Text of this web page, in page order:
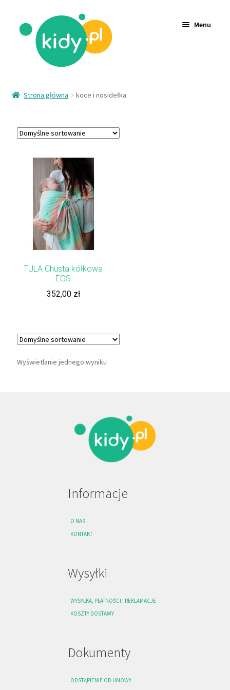
Menu
Ubrania
Wyprzedaż
Logowanie
Rejestracja
Strona główna koce i nosidełka
TULA Chusta kółkowa
EOS
352,00 zł
Wyświetlanie jednego wyniku
Informacje
O NAS
KONTAKT
Wysyłki
WYSYŁKA, PŁATNOŚCI I REKLAMACJE
KOSZTY DOSTAWY
Dokumenty
ODSTĄPIENIE OD UMOWY